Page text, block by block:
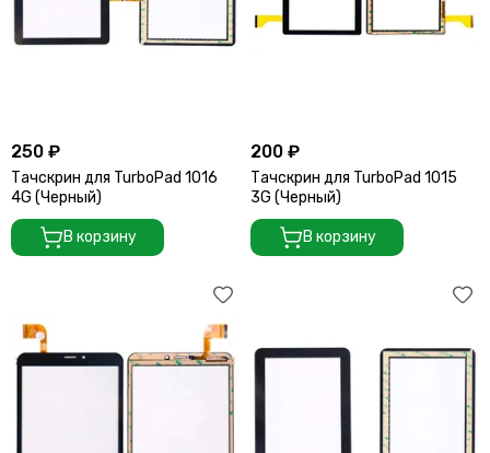
250 ₽
Тачскрин для TurboPad 1016
4G (Черный)
В корзину
200 ₽
Тачскрин для TurboPad 1015
3G (Черный)
В корзину